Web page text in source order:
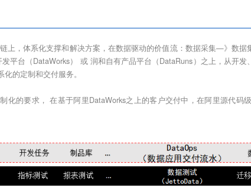
链上，体系化支撑和解决方案，在数据驱动的价值流：数据采集—》
平台（DataWorks） 或 润和自有产品平台（DataRuns）之上，从开
的定制和交付服务。
化的要求， 在基于阿里DataWorks之上的客户交付中，在阿里源代码